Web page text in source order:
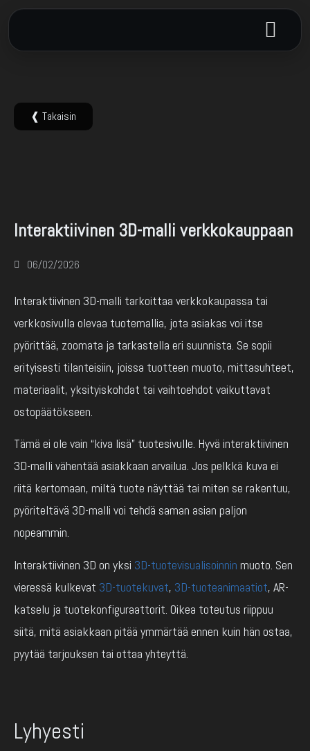
3D-animaatio
❰ Takaisin
Interaktiivinen 3D-malli verkkokauppaan
06/02/2026
Interaktiivinen 3D-malli tarkoittaa verkkokaupassa tai
verkkosivulla olevaa tuotemallia, jota asiakas voi itse
pyörittää, zoomata ja tarkastella eri suunnista. Se sopii
erityisesti tilanteisiin, joissa tuotteen muoto, mittasuhteet,
materiaalit, yksityiskohdat tai vaihtoehdot vaikuttavat
ostopäätökseen.
Tämä ei ole vain “kiva lisä” tuotesivulle. Hyvä interaktiivinen
3D-malli vähentää asiakkaan arvailua. Jos pelkkä kuva ei
riitä kertomaan, miltä tuote näyttää tai miten se rakentuu,
pyöriteltävä 3D-malli voi tehdä saman asian paljon
nopeammin.
Interaktiivinen 3D on yksi 3D-tuotevisualisoinnin muoto. Sen
vieressä kulkevat 3D-tuotekuvat, 3D-tuoteanimaatiot, AR-
katselu ja tuotekonfiguraattorit. Oikea toteutus riippuu
siitä, mitä asiakkaan pitää ymmärtää ennen kuin hän ostaa,
pyytää tarjouksen tai ottaa yhteyttä.
Lyhyesti